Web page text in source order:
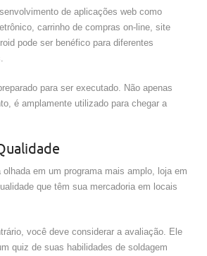
de aplicações web como
carrinho de compras on-line, site
pode ser benéfico para diferentes
para ser executado. Não apenas
é amplamente utilizado para chegar a
em um programa mais amplo, loja em
que têm sua mercadoria em locais
você deve considerar a avaliação. Ele
quiz de suas habilidades de soldagem